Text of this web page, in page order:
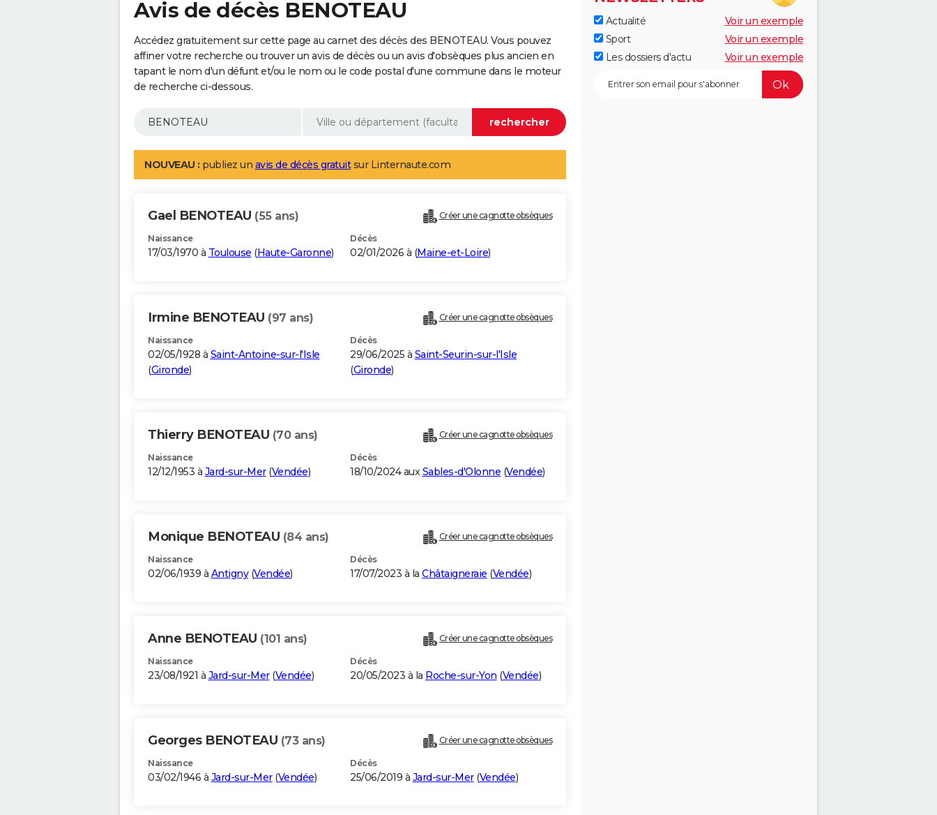
Avis de décès BENOTEAU
Accédez gratuitement sur cette page au carnet des décès des BENOTEAU. Vous pouvez
affiner votre recherche ou trouver un avis de décès ou un avis d'obsèques plus ancien en
tapant le nom d'un défunt et/ou le nom ou le code postal d'une commune dans le moteur
de recherche ci-dessous.
NOUVEAU : publiez un avis de décès gratuitsur Linternaute.com
Gael BENOTEAU (55 ans) Créer une cagnotte obsèques
Naissance
17/03/1970 à Toulouse (Haute-Garonne)
Décès
02/01/2026 à (Maine-et-Loire)
Irmine BENOTEAU (97 ans) Créer une cagnotte obsèques
Naissance
02/05/1928 à Saint-Antoine-sur-l'Isle
(Gironde)
Décès
29/06/2025 à Saint-Seurin-sur-l'Isle
(Gironde)
Thierry BENOTEAU (70 ans) Créer une cagnotte obsèques
Naissance
12/12/1953 à Jard-sur-Mer(Vendée)
Décès
18/10/2024 auxSables-d'Olonne (Vendée)
Monique BENOTEAU (84 ans) Créer une cagnotte obsèques
Naissance
02/06/1939 à Antigny(Vendée)
Décès
17/07/2023 à la Châtaigneraie (Vendée)
Anne BENOTEAU (101 ans) Créer une cagnotte obsèques
Naissance
23/08/1921 à Jard-sur-Mer(Vendée)
Décès
20/05/2023 à la Roche-sur-Yon (Vendée)
Georges BENOTEAU (73 ans) Créer une cagnotte obsèques
Naissance
03/02/1946 à Jard-sur-Mer(Vendée)
Décès
25/06/2019 à Jard-sur-Mer(Vendée)
Actualité
Voir un exemple
Sport
Voir un exemple
Les dossiers d'actu
Voir un exemple